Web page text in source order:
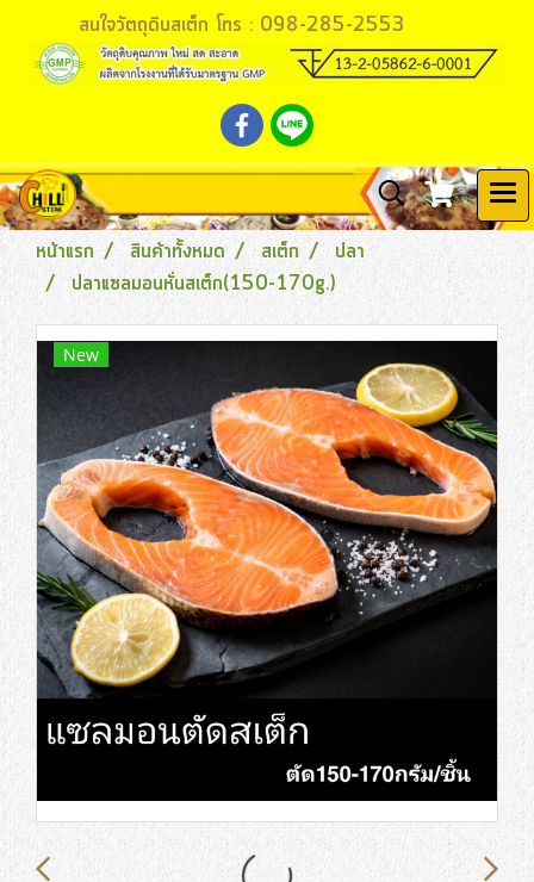
สนใจวัตถุดิบสเต็ก โทร : 098-285-2553
หน้าแรก สินค้าทั้งหมด สเต็ก
ปลา
ปลาแซลมอนหั่นสเต็ก(150-170g.)
New